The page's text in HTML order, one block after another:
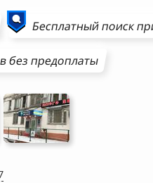
Бесплатный поиск
без предоплаты